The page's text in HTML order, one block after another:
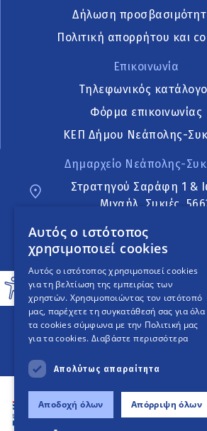
Δήλωση
Πολιτική απορρήτου και
Επικοινωνία
Τηλεφωνικός
Φόρμα επικοινωνίας
ΚΕΠ Δήμου Νεάπολης-
Δημαρχείο Νεάπολης-
Στρατηγού Σαράφη 1 &
Μιχαήλ, Συκιές,
Ακολουθήστε
English Version
An project
Αυτός ο ιστότοπος
χρησιμοποιεί cookies
Αυτός ο ιστότοπος χρησιμοποιεί cookies
για τη βελτίωση της εμπειρίας των
χρηστών. Χρησιμοποιώντας τον ιστότοπό
μας, παρέχετε τη συγκατάθεσή σας για όλα
τα cookies σύμφωνα με την Πολιτική μας
για τα cookies. Διαβάστε περισσότερα
Απολύτως απαραίτητα
Αποδοχή όλων Απόρριψη όλων